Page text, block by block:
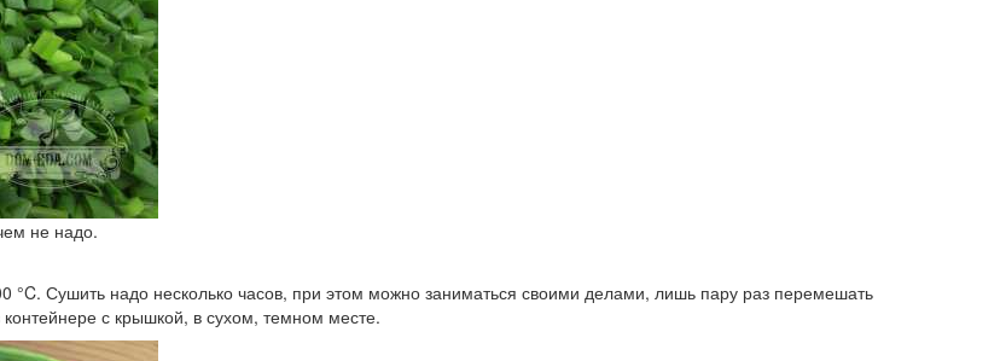
не надо.
°C. Сушить надо несколько часов, при этом можно заниматься своими делами, лишь пару раз перемешать
с крышкой, в сухом, темном месте.